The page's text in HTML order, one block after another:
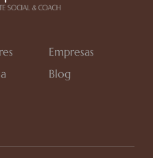
Empresas
Blog